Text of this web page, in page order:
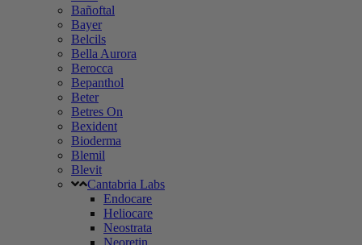
Bañoftal
Bayer
Belcils
Bella Aurora
Berocca
Bepanthol
Beter
Betres On
Bexident
Bioderma
Blemil
Blevit
Cantabria Labs
Endocare
Heliocare
Neostrata